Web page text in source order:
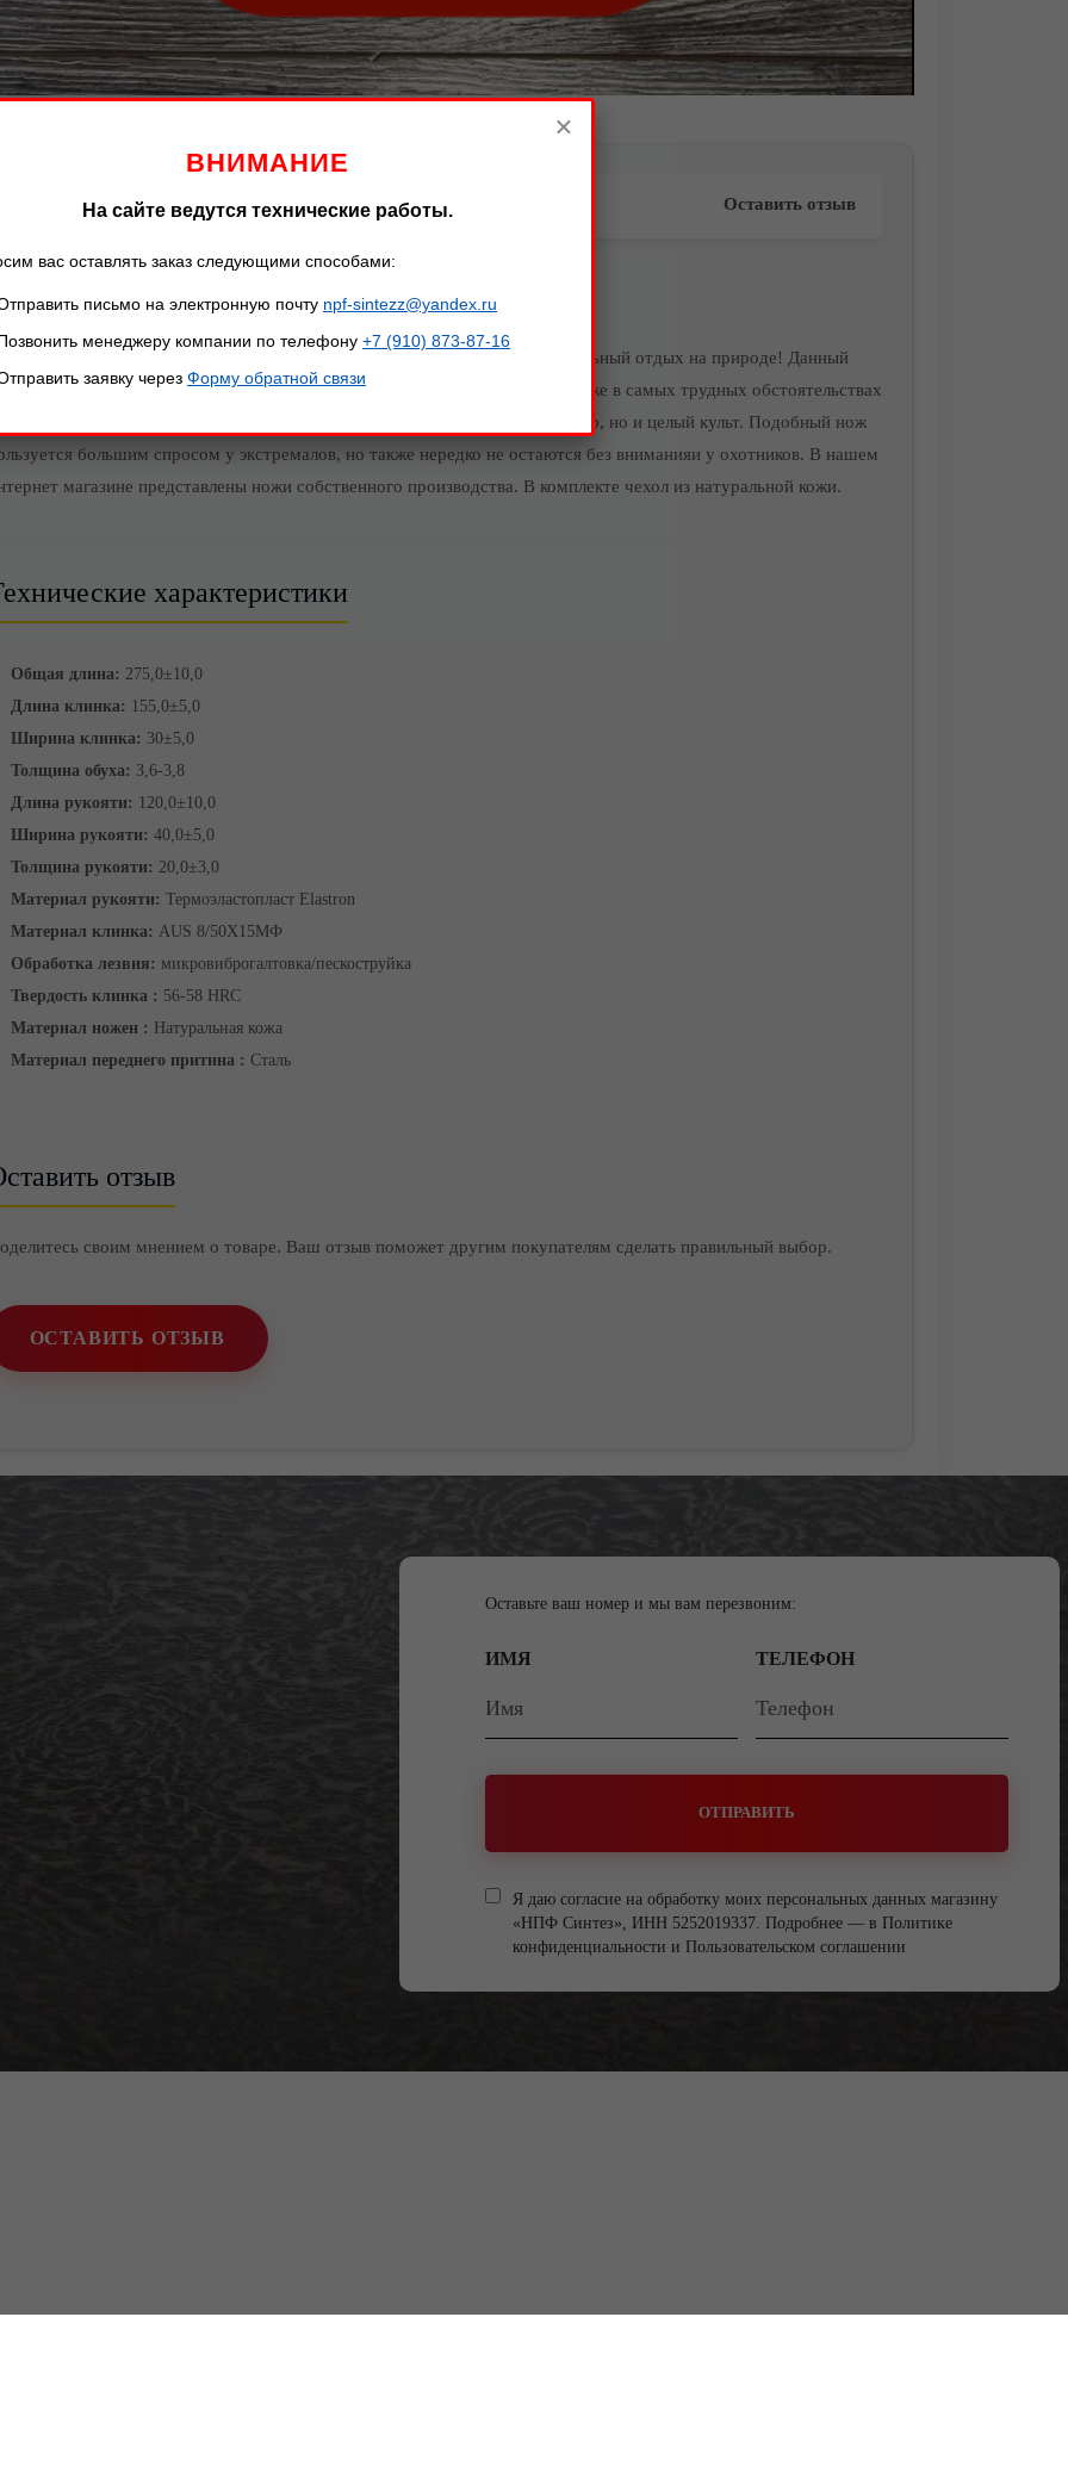
Описание Характеристики Оставить отзыв
"Ворон 2 НР" отличное решение, если вы любите активный и экстримальный отдых на природе! Данный
не требователен к уходу. Благодаря нержавеющей стали, этот клинок даже в самых трудных обстоятельствах
подведет вас. Туристические ножи сейчас не только спортивный аксессуар, но и целый культ. Подобный нож
большим спросом у экстремалов, но также нередко не остаются без вниманияи у охотников. В нашем
магазине представлены ножи собственного производства. В комплекте чехол из натуральной кожи.
характеристики
Общая длина: 275,0±10,0
Длина клинка: 155,0±5,0
Ширина клинка: 30±5,0
Толщина обуха: 3,6-3,8
Длина рукояти: 120,0±10,0
Ширина рукояти: 40,0±5,0
Толщина рукояти: 20,0±3,0
Материал рукояти: Термоэластопласт Elastron
Материал клинка: AUS 8/50Х15МФ
Обработка лезвия: микровиброгалтовка/пескоструйка
Твердость клинка : 56-58 HRC
Материал ножен : Натуральная кожа
Материал переднего притина : Сталь
отзыв
своим мнением о товаре. Ваш отзыв поможет другим покупателям сделать правильный выбор.
ОСТАВИТЬ ОТЗЫВ
Оставьте ваш номер и мы вам перезвоним:
ИМЯ ТЕЛЕФОН
ОТПРАВИТЬ
Я даю согласие на обработку моих персональных данных магазину
«НПФ Синтез», ИНН 5252019337. Подробнее — в Политике
конфиденциальности и Пользовательском соглашении
×
ВНИМАНИЕ
На сайте ведутся технические работы.
вас оставлять заказ следующими способами:
письмо на электронную почту npf-sintezz@yandex.ru
менеджеру компании по телефону +7 (910) 873-87-16
заявку через Форму обратной связи